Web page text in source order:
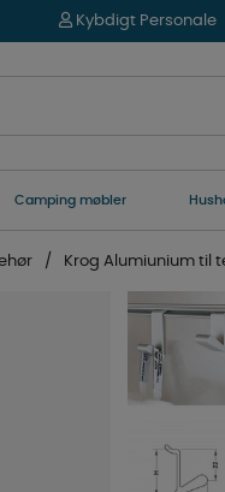
Kybdigt Personale
Camping møbler
Krog Alumiunium til